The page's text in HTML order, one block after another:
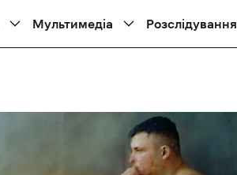
Мультимедіа Розслідування